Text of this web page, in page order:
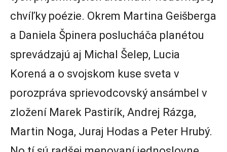
chvíľky poézie. Okrem Martina Geišberga
a Daniela Špinera poslucháča planétou
sprevádzajú aj Michal Šelep, Lucia
Korená a o svojskom kuse sveta v
porozpráva sprievodcovský ansámbel v
zložení Marek Pastirík, Andrej Rázga,
Martin Noga, Juraj Hodas a Peter Hrubý.